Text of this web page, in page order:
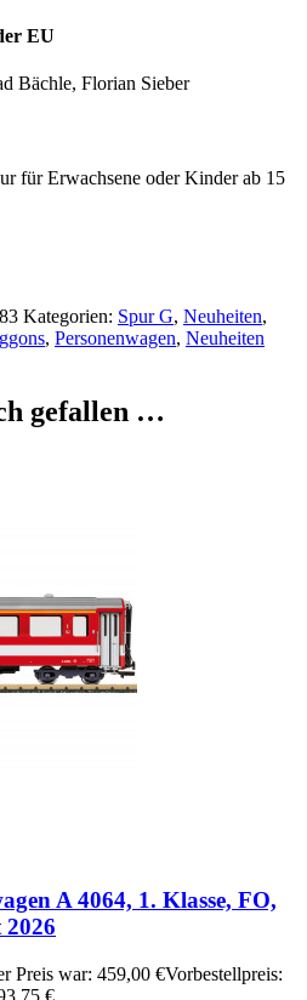
EU
Bächle, Florian Sieber
für Erwachsene oder Kinder ab 15
Kategorien: Spur G, Neuheiten,
, Personenwagen, Neuheiten
gefallen …
A 4064, 1. Klasse, FO,
2026
Preis war: 459,00 €Vorbestellpreis: